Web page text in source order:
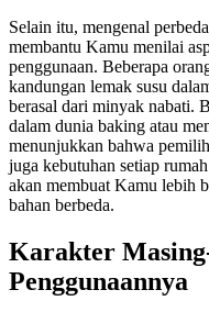
Selain itu, mengenal
membantu Kamu menilai
penggunaan. Beberapa
kandungan lemak susu
berasal dari minyak nabati.
dalam dunia baking atau
menunjukkan bahwa
juga kebutuhan setiap
akan membuat Kamu lebih
bahan berbeda.
Karakter
Penggunaannya